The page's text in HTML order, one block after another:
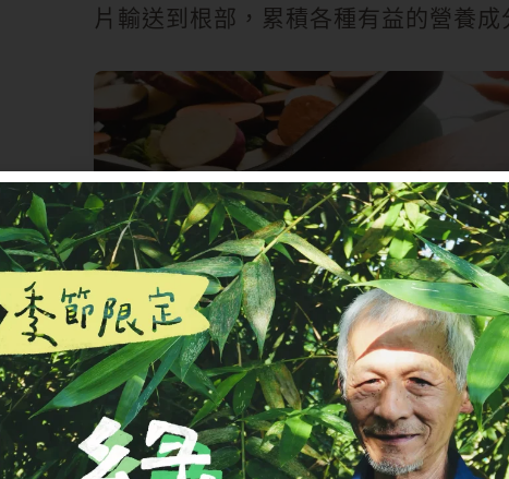
片輸送到根部，累積各種有益的營養成